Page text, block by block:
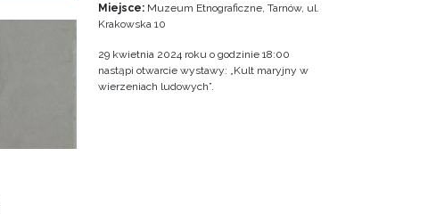
Miejsce:Muzeum Etnograficzne, Tarnów, ul.
Krakowska 10
29 kwietnia 2024 roku o godzinie 18:00
nastąpi otwarcie wystawy: „Kult maryjny w
wierzeniach ludowych”.